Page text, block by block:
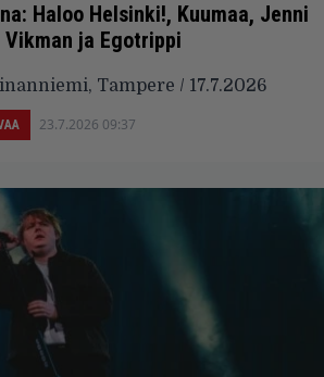
Haloo Helsinki!, Kuumaa, Jenni
ja Egotrippi
Tampere / 17.7.2026
23.7.2026 09:37